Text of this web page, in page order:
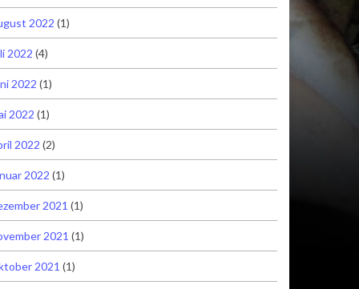
2022 (1)
2022 (4)
2022 (1)
2022 (1)
2022 (2)
2022 (1)
2021 (1)
2021 (1)
2021 (1)